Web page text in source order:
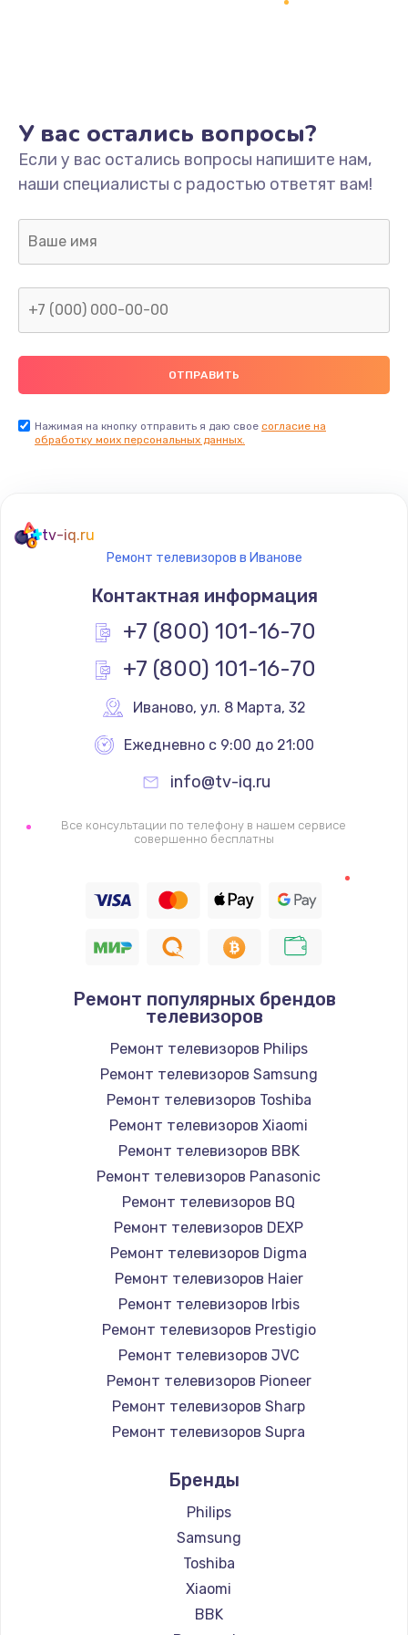
Не включается
1400 руб.
Заказать
Нет звука
800 руб.
Не видит флешку
400 руб.
Заказать
900 руб.
Заказать
900 руб.
Заказать
Не работает
1400 руб.
Восстановление цепи питания, пайка
Заказать
Программный ремонт/прошивка
Замена Bluetooth/Wi-Fi модуля
Заказать
Замена картридера
890 руб.
Заказать
Замена микросхемы NFC
1100 руб.
Заказать
Замена шим-контроллера
Заказать
Настройка Wi-Fi
1030 руб.
Заказать
У вас остались вопросы?
Если у вас остались вопросы напишите нам,
наши специалисты с радостью ответят вам!
Нажимая на кнопку отправить я даю свое согласие на
обработку моих персональных данных.
tv-iq.ru
Ремонт телевизоров в Иванове
Контактная информация
+7 (800) 101-16-70
+7 (800) 101-16-70
Иваново, ул. 8 Марта, 32
Ежедневно с 9:00 до 21:00
info@tv-iq.ru
Все консультации по телефону в нашем сервисе
совершенно бесплатны
Ремонт популярных брендов
телевизоров
Ремонт телевизоров Philips
Ремонт телевизоров Samsung
Ремонт телевизоров Toshiba
Ремонт телевизоров Xiaomi
Ремонт телевизоров BBK
Ремонт телевизоров Panasonic
Ремонт телевизоров BQ
Ремонт телевизоров DEXP
Ремонт телевизоров Digma
Ремонт телевизоров Haier
Ремонт телевизоров Irbis
Ремонт телевизоров Prestigio
Ремонт телевизоров JVC
Ремонт телевизоров Pioneer
Ремонт телевизоров Sharp
Ремонт телевизоров Supra
Ремонт телевизоров Hisense
Ремонт телевизоров Daewoo
Ремонт телевизоров Centek
Ремонт телевизоров Telefunken
Ремонт телевизоров Hyundai
Ремонт телевизоров Doffler
Бренды
Philips
Samsung
Toshiba
Xiaomi
BBK